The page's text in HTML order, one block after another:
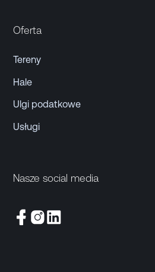
Oferta
Tereny
Hale
Ulgi podatkowe
Usługi
Nasze social media